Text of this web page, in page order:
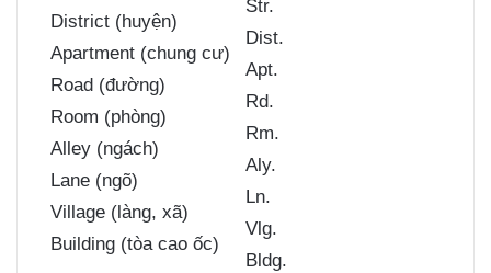
District (huyện)
Apartment (chung cư)
Road (đường)
Room (phòng)
​Alley (ngách)
​Lane (ngõ)
Village (làng, xã)
Building (tòa cao ốc)
​Str.
Dist.
​Apt.
​Rd.
​Rm.
​Aly.
​Ln.
​Vlg.
​Bldg.